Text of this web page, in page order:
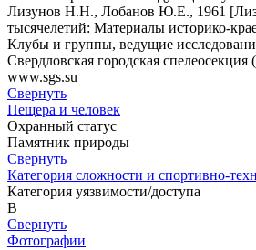
Лизунов Н.Н., Лобанов Ю.Е., 1961
тысячелетий: Материалы историко-
Клубы и группы, ведущие
Свердловская городская
www.sgs.su
Свернуть
Пещера и человек
Охранный статус
Памятник природы
Свернуть
Категория сложности и спортивно-
Категория уязвимости/доступа
B
Свернуть
Фотографии